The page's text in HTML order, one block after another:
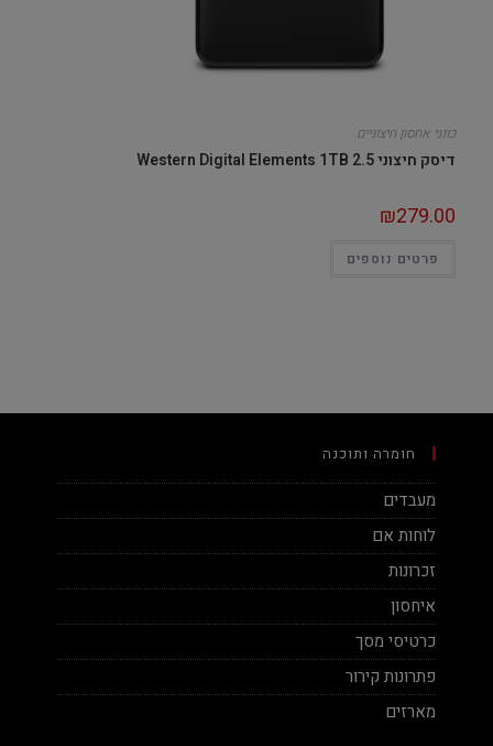
כונני אחסון חיצוניים
דיסק חיצוני 2.5 Western Digital Elements 1TB
₪279.00
פרטים נוספים
חומרה ותוכנה
מעבדים
לוחות אם
זכרונות
איחסון
כרטיסי מסך
פתרונות קירור
מארזים